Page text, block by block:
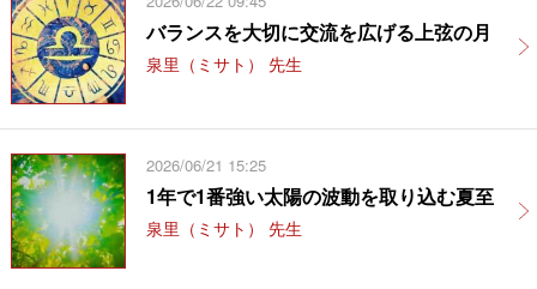
バランスを大切に交流を広げる上弦の月
泉里（ミサト） 先生
2026/06/21 15:25
1年で1番強い太陽の波動を取り込む夏至
泉里（ミサト） 先生